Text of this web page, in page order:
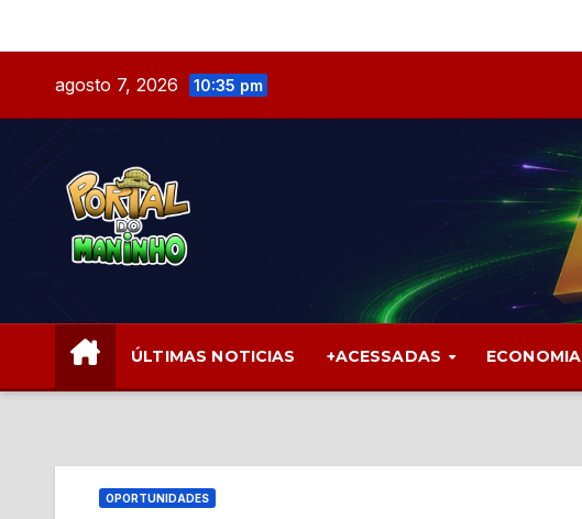
to
contentagosto 7, 2026 10:35 pm
ÚLTIMAS NOTICIAS +ACESSADAS ECONOMIA
OPORTUNIDADES